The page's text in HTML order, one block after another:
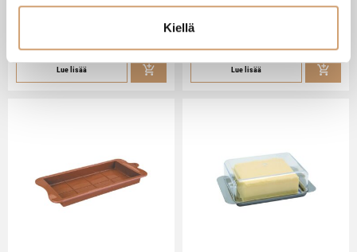
Kiellä
Heti saatavilla verkkokaupasta
Lue lisää
Heti saatavilla verkkokaupasta
Lue lisää